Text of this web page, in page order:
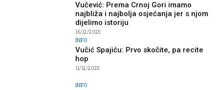
Vučević: Prema Crnoj Gori imamo
najbliža i najbolja osjećanja jer s njom
dijelimo istoriju
16/12/2025
INFO
Vučić Spajiću: Prvo skočite, pa recite
hop
11/12/2025
INFO